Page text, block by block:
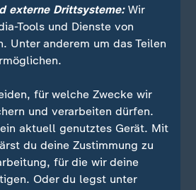
zu verlieren.
der magere Torfboden indes
Entschädigung oder neue
auf Moorboden könnten
auch Alternativen bieten,
Anbaumethoden entwickeln",
der Stiftung
Holstein, Ute Ojowski. Das
Klimafarm der Stiftung. Und:
externe Drittsysteme:Wir
Tools und Dienste von
Unter anderem um das Teilen
für welche Zwecke wir
und verarbeiten dürfen.
aktuell genutztes Gerät. Mit
du deine Zustimmung zu
für die wir deine
Oder du legst unter